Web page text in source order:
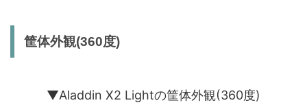
筐体外観(360度)
▼Aladdin X2 Lightの筐体外観(360度)